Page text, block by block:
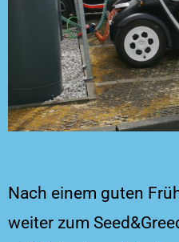
Nach einem guten
weiter zum